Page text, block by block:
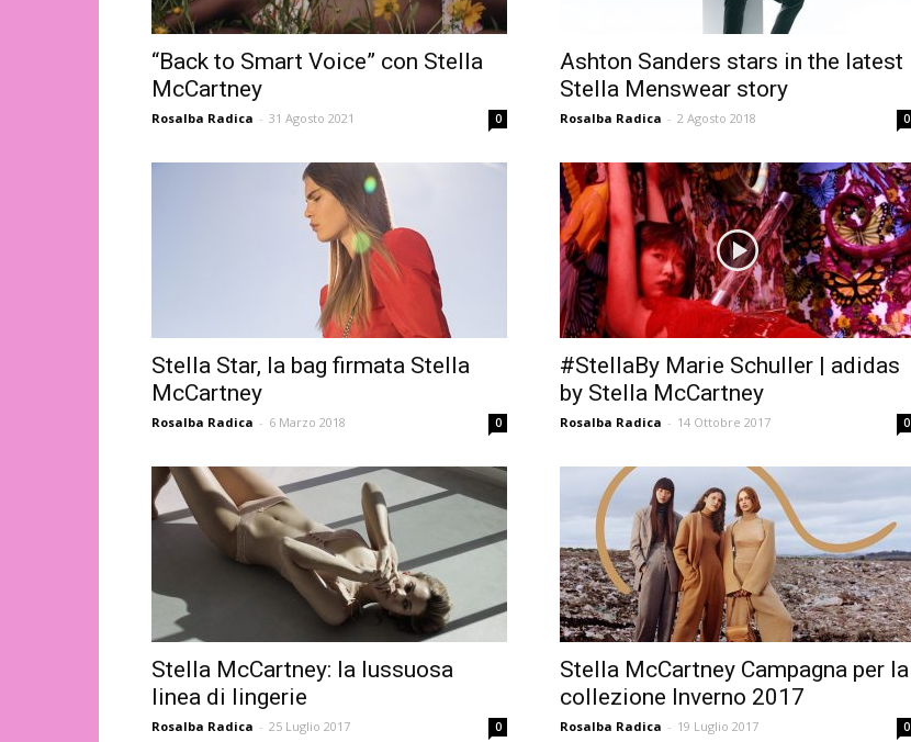
“Back to Smart Voice” con Stella
McCartney
Rosalba Radica - 31 Agosto 2021 0
Ashton Sanders stars in the latest
Stella Menswear story
Rosalba Radica - 2 Agosto 2018 0
Stella Star, la bag firmata Stella
McCartney
Rosalba Radica - 6 Marzo 2018 0
#StellaBy Marie Schuller | adidas
by Stella McCartney
Rosalba Radica - 14 Ottobre 2017 0
Stella McCartney: la lussuosa
linea di lingerie
Rosalba Radica - 25 Luglio 2017 0
Stella McCartney Campagna per la
collezione Inverno 2017
Rosalba Radica - 19 Luglio 2017 0